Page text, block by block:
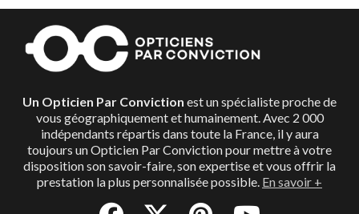
Un Opticien Par Conviction est un spécialiste proche de
vous géographiquement et humainement. Avec 2 000
indépendants répartis dans toute la France, il y aura
toujours un Opticien Par Conviction pour mettre à votre
disposition son savoir-faire, son expertise et vous offrir la
prestation la plus personnalisée possible. En savoir +